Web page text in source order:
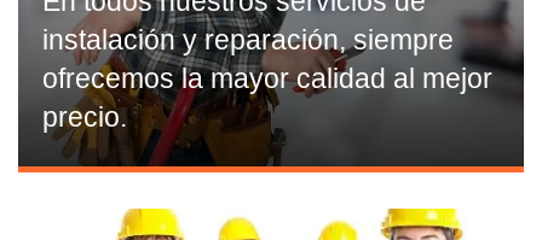
instalación y reparación, siempre
ofrecemos la mayor calidad al mejor
precio.